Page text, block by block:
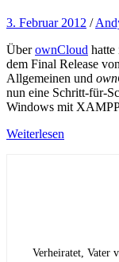
3. Februar 2012 /
ÜberownCloud hatte
dem Final Release
Allgemeinen und
nun eine Schritt-für-
Windows mit
Weiterlesen
Verheiratet, Vater